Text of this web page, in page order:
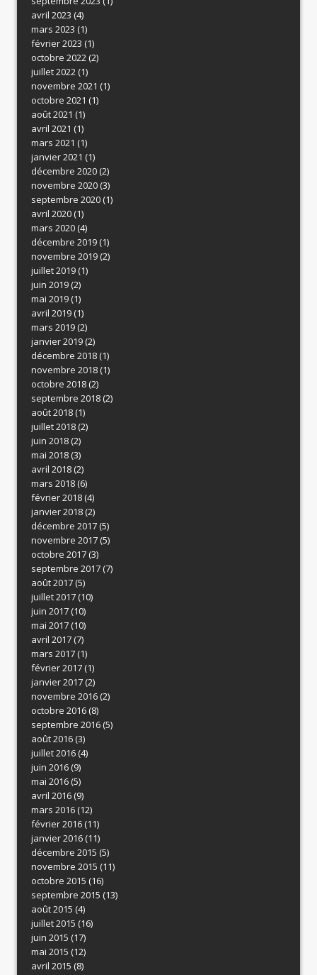
avril 2023 (4)
mars 2023 (1)
février 2023 (1)
octobre 2022(2)
juillet 2022(1)
novembre 2021 (1)
octobre 2021 (1)
août 2021 (1)
avril 2021 (1)
mars 2021 (1)
janvier 2021 (1)
décembre 2020(2)
novembre 2020(3)
septembre 2020(1)
avril 2020(1)
mars 2020(4)
décembre 2019(1)
novembre 2019(2)
juillet 2019(1)
juin 2019(2)
mai 2019(1)
avril 2019(1)
mars 2019(2)
janvier 2019(2)
décembre 2018(1)
novembre 2018(1)
octobre 2018(2)
septembre 2018(2)
août 2018(1)
juillet 2018(2)
juin 2018(2)
mai 2018(3)
avril 2018(2)
mars 2018(6)
février 2018(4)
janvier 2018(2)
décembre 2017(5)
novembre 2017(5)
octobre 2017(3)
septembre 2017(7)
août 2017(5)
juillet 2017(10)
juin 2017(10)
mai 2017(10)
avril 2017(7)
mars 2017(1)
février 2017(1)
janvier 2017(2)
novembre 2016(2)
octobre 2016(8)
septembre 2016(5)
août 2016(3)
juillet 2016(4)
juin 2016(9)
mai 2016(5)
avril 2016(9)
mars 2016(12)
février 2016(11)
janvier 2016(11)
décembre 2015 (5)
novembre 2015 (11)
octobre 2015 (16)
septembre 2015 (13)
août 2015 (4)
juillet 2015 (16)
juin 2015 (17)
mai 2015 (12)
avril 2015 (8)